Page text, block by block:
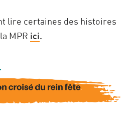
lire certaines des histoires
MPR ici.